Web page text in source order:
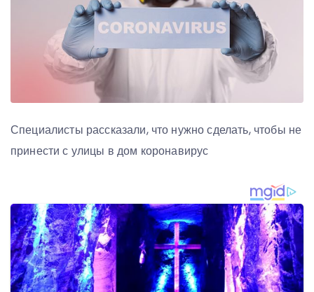
Специалисты рассказали, что нужно сделать, чтобы не
принести с улицы в дом коронавирус